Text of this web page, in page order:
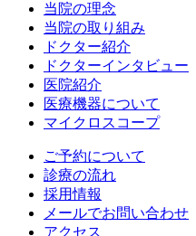
当院の理念
当院の取り組み
ドクター紹介
ドクターインタビュー
医院紹介
医療機器について
マイクロスコープ
ご予約について
診療の流れ
採用情報
メールでお問い合わせ
アクセス